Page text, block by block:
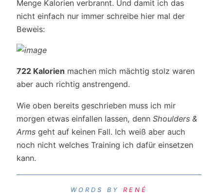
Menge Kalorien verbrannt. Und damit ich das
nicht einfach nur immer schreibe hier mal der
Beweis:
722 Kalorien machen mich mächtig stolz waren
aber auch richtig anstrengend.
Wie oben bereits geschrieben muss ich mir
morgen etwas einfallen lassen, dennShoulders &
Arms geht auf keinen Fall. Ich weiß aber auch
noch nicht welches Training ich dafür einsetzen
kann.
RENÉ